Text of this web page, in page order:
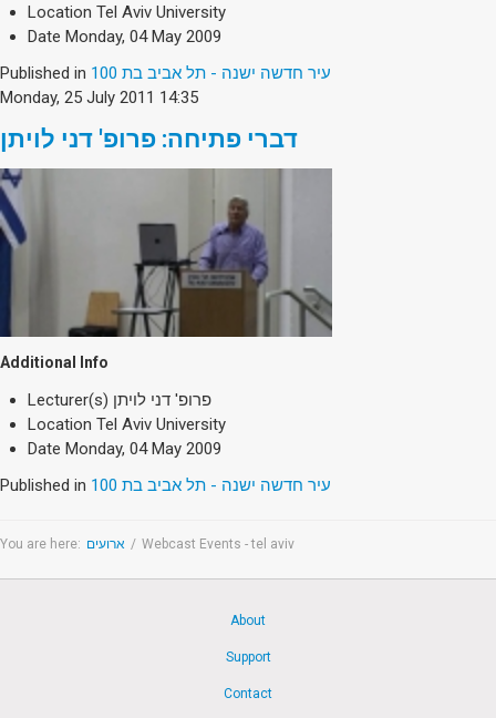
Location Tel Aviv University
Date Monday, 04 May 2009
Published in
עיר חדשה ישנה - תל אביב בת 100
Monday, 25 July 2011 14:35
דברי פתיחה: פרופ' דני לויתן
Additional Info
Lecturer(s) פרופ' דני לויתן
Location Tel Aviv University
Date Monday, 04 May 2009
Published in
עיר חדשה ישנה - תל אביב בת 100
You are here: ארועים / Webcast Events - tel aviv
About
Support
Contact